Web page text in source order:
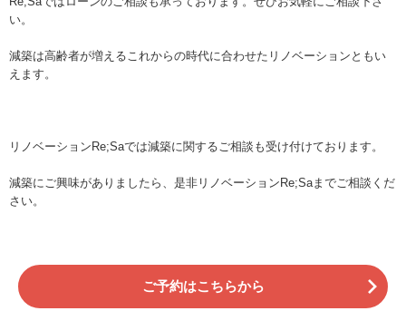
い。
減築は高齢者が増えるこれからの時代に合わせたリノベーションともい
えます。
リノベーションRe;Saでは減築に関するご相談も受け付けております。
減築にご興味がありましたら、是非リノベーションRe;Saまでご相談くだ
さい。
ご予約はこちらから